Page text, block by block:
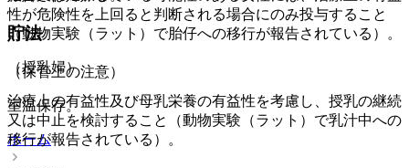
貯法
（保管上の注意）
室温保存。
ホーム
性が危険性を上回ると判断される場合にのみ投与すること
（動物実験（ラット）で胎仔への移行が報告されている）。
（授乳婦）
治療上の有益性及び母乳栄養の有益性を考慮し、授乳の継続
又は中止を検討すること（動物実験（ラット）で乳汁中への
移行が報告されている）。